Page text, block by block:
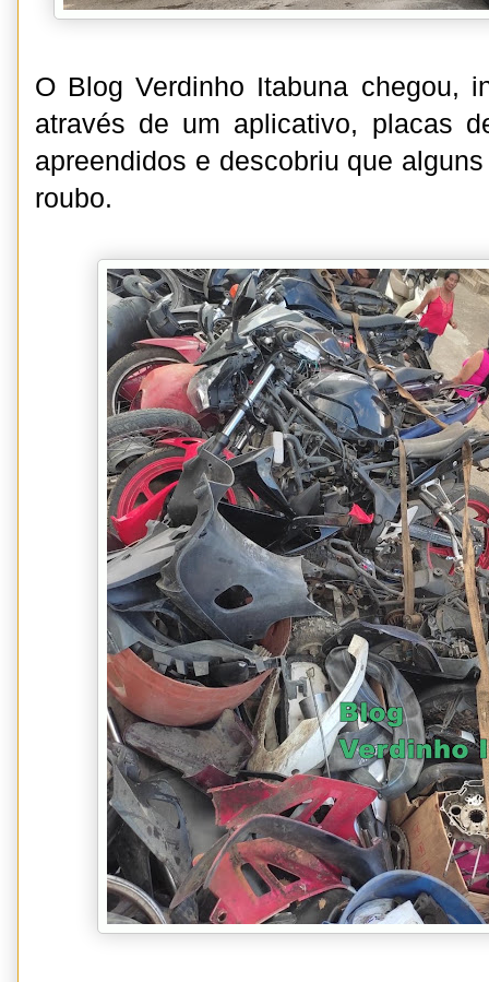
O Blog Verdinho Itabuna chegou,
através de um aplicativo, placas
apreendidos e descobriu que
roubo.